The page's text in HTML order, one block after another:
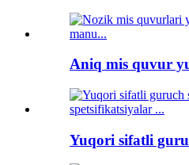
Aniq mis quvur
Yuqori sifatli